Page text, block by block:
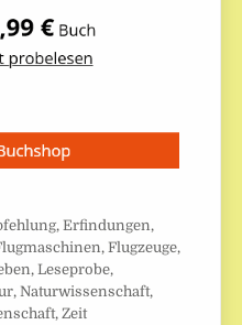
,Erfindungen,
,Flugzeuge,
,Leseprobe,
,Naturwissenschaft,
,Zeit